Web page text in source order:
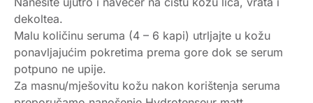
dekoltea.
Malu količinu seruma (4 – 6 kapi) utrljajte u kožu
ponavljajućim pokretima prema gore dok se serum
potpuno ne upije.
Za masnu/mješovitu kožu nakon korištenja seruma